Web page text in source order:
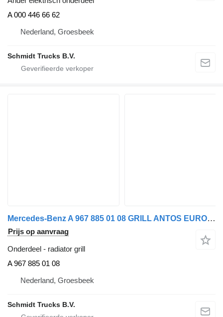
A 000 446 66 62
Nederland, Groesbeek
Schmidt Trucks B.V.
Mercedes-Benz A 967 885 01 08 GRILL ANTOS EURO 6 NIEUWE & GEBRUIKT radiator grill voor vrachtwagen
Prijs op aanvraag
Onderdeel - radiator grill
A 967 885 01 08
Nederland, Groesbeek
Schmidt Trucks B.V.